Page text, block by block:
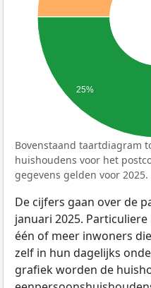
25%
Bovenstaand taartdiagram
huishoudens voor het
gegevens gelden voor 2025.
De cijfers gaan over de
januari 2025.
één of meer inwoners
zelf in hun dagelijks
grafiek worden de